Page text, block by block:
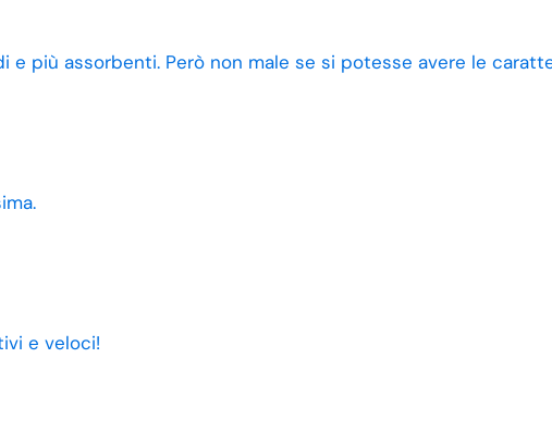
e più assorbenti. Però non male se si potesse avere le
e veloci!